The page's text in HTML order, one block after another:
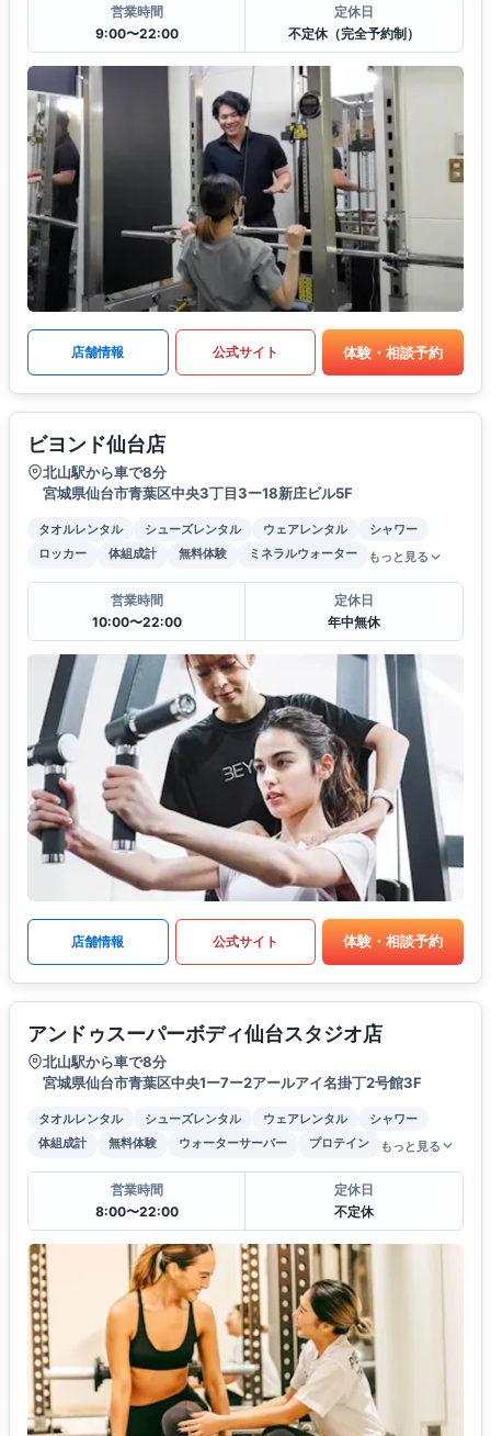
営業時間
9:00〜22:00
定休日
不定休（完全予約制）
店舗情報 公式サイト 体験・相談予約
ビヨンド仙台店
北山駅から車で8分
宮城県仙台市青葉区中央3丁目3ー18新庄ビル5F
タオルレンタル シューズレンタル ウェアレンタル
シャワー
ロッカー
体組成計 無料体験 ミネラルウォーター もっと見る
営業時間
10:00〜22:00
定休日
年中無休
店舗情報 公式サイト 体験・相談予約
アンドゥスーパーボディ仙台スタジオ店
北山駅から車で8分
宮城県仙台市青葉区中央1ー7ー2アールアイ名掛丁2号館3F
タオルレンタル シューズレンタル ウェアレンタル
シャワー
体組成計
無料体験 ウォーターサーバー プロテイン もっと見る
営業時間
8:00〜22:00
定休日
不定休